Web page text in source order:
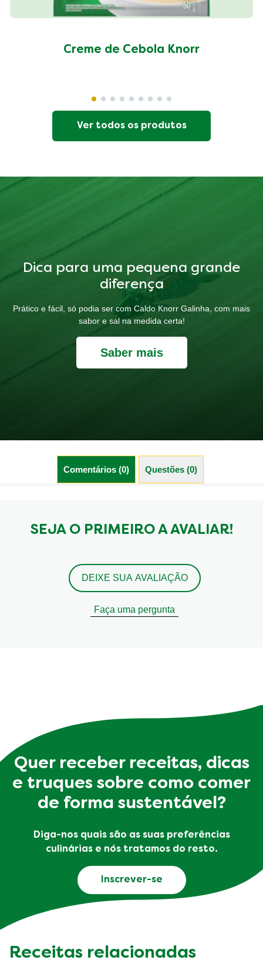
Creme de Cebola Knorr
Ver todos os produtos
Dica para uma pequena grande
diferença
Prático e fácil, só podia ser com Caldo Knorr Galinha, com mais
sabor e sal na medida certa!
Saber mais
Comentários (0) Questões (0)
SEJA O PRIMEIRO A AVALIAR!
DEIXE SUA AVALIAÇÃO
Faça uma pergunta
Quer receber receitas, dicas
e truques sobre como comer
de forma sustentável?
Diga-nos quais são as suas preferências
culinárias e nós tratamos do resto.
Inscrever-se
Receitas relacionadas